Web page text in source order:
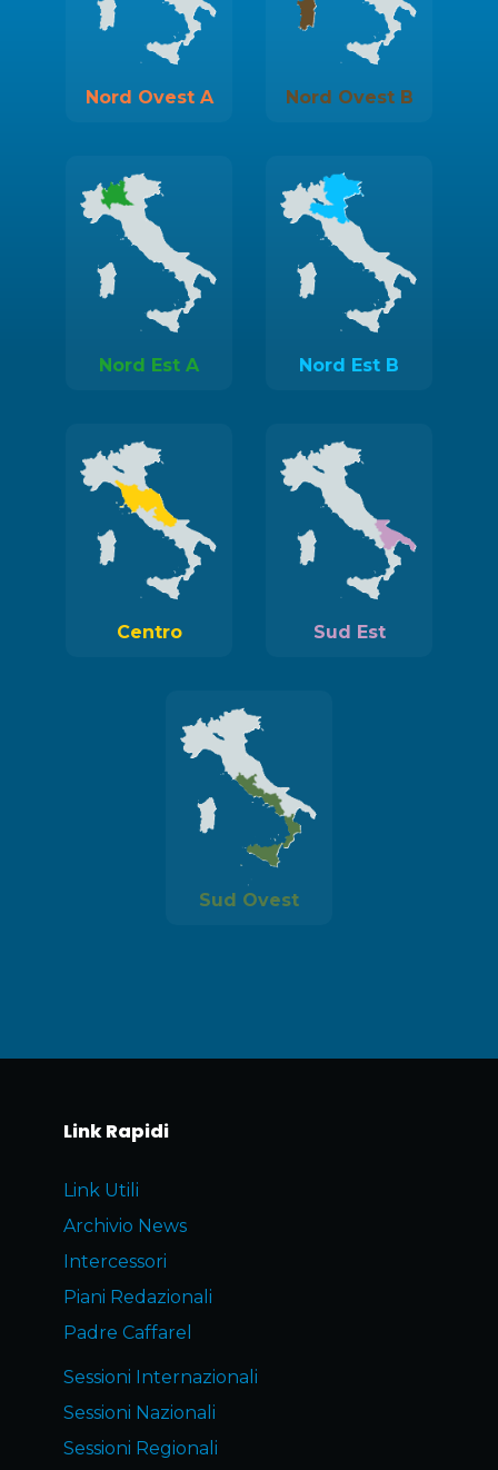
Nord Ovest A Nord Ovest B
Nord Est A Nord Est B
Centro Sud Est
Sud Ovest
Link Rapidi
Link Utili
Archivio News
Intercessori
Piani Redazionali
Padre Caffarel
Sessioni Internazionali
Sessioni Nazionali
Sessioni Regionali